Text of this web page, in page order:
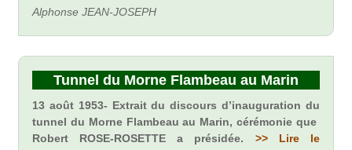
Alphonse JEAN-JOSEPH
Tunnel du Morne Flambeau au Marin
13 août 1953- Extrait du discours d’inauguration du
tunnel du Morne Flambeau au Marin, cérémonie que
Robert ROSE-ROSETTE a présidée. >> Lire le